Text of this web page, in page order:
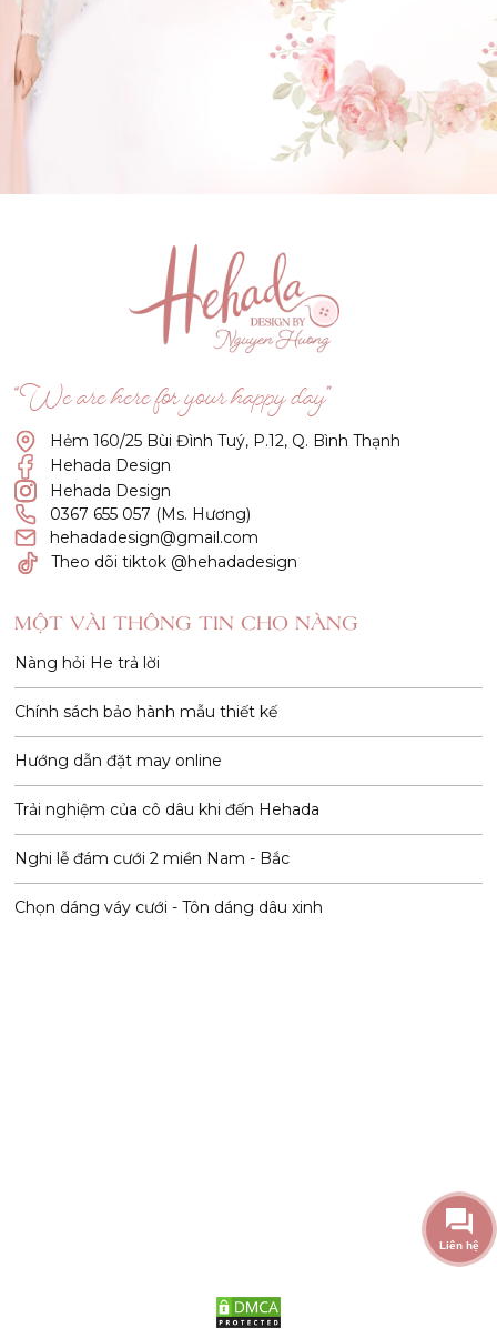
GẬT ĐẦU NHÉ NÀNG !
(Click vào đây để He và Nàng có 1 cuộc hẹn nà)
“We are here for your happy day”
Hẻm 160/25 Bùi Đình Tuý, P.12, Q. Bình Thạnh
Hehada Design
Hehada Design
0367 655 057 (Ms. Hương)
hehadadesign@gmail.com
Theo dõi tiktok @hehadadesign
MỘT VÀI THÔNG TIN CHO NÀNG
Nàng hỏi He trả lời
Chính sách bảo hành mẫu thiết kế
Hướng dẫn đặt may online
Trải nghiệm của cô dâu khi đến Hehada
Nghi lễ đám cưới 2 miền Nam - Bắc
Chọn dáng váy cưới - Tôn dáng dâu xinh